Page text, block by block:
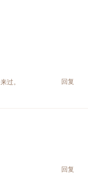
回复
来过。
回复